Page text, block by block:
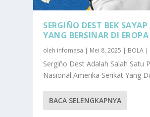
SERGIÑO DEST BEK
YANG BERSINAR DI EROPA
oleh infomasa | Mei 8, 2025 | BOLA |
Sergiño Dest Adalah Salah Satu
Nasional Amerika Serikat Yang
BACA SELENGKAPNYA